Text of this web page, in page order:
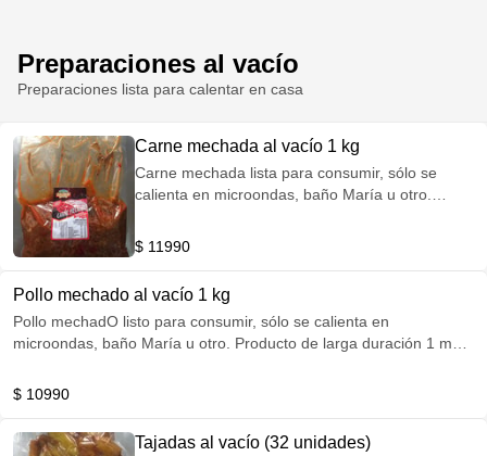
Preparaciones al vacío
Preparaciones lista para calentar en casa
Carne mechada al vacío 1 kg
Carne mechada lista para consumir, sólo se
calienta en microondas, baño María u otro.
refrigeración y 6 meses congelado
$ 11990
Pollo mechado al vacío 1 kg
Pollo mechadO listo para consumir, sólo se calienta en
microondas, baño María u otro. Producto de larga duración 1 mes
$ 10990
Tajadas al vacío (32 unidades)